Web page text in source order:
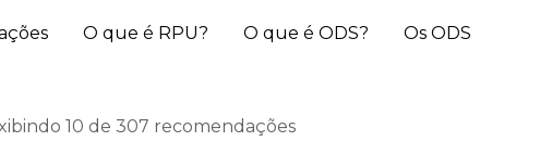
O que é RPU? O que é ODS? Os ODS
10 de 307 recomendações